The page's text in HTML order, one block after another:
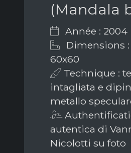
(Mandala
Année : 2004
Dimensions
60x60
Technique :
intagliata e
metallo
autentica di
Nicolotti su foto